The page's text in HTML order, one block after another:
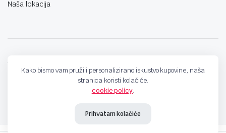
Naša lokacija
Kako bismo vam pružili personalizirano iskustvo kupovine, naša
stranica koristi kolačiće.
cookie policy.
Prihvatam kolačiće